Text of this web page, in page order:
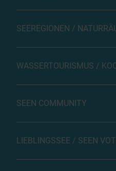
SEEREGIONEN /
WASSERTOURISMUS /
SEEN COMMUNITY
LIEBLINGSSEE / SEEN